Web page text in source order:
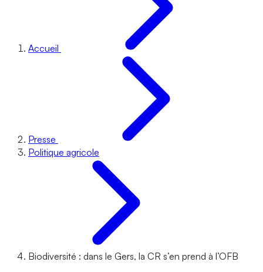
Accueil
Presse
Politique agricole
Biodiversité : dans le Gers, la CR s’en prend à l’OFB